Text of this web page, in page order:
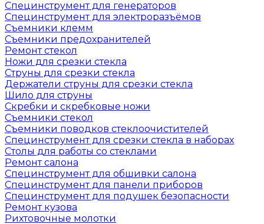
Специнструмент для генераторов
Специнструмент для электроразъёмов
Съемники клемм
Съемники предохранителей
Ремонт стекол
Ножи для срезки стекла
Струны для срезки стекла
Держатели струны для срезки стекла
Шило для струны
Скребки и скребковые ножи
Съемники стекол
Съемники поводков стеклоочистителей
Специнструмент для срезки стекла в наборах
Столы для работы со стеклами
Ремонт салона
Специнструмент для обшивки салона
Специнструмент для панели приборов
Специнструмент для подушек безопасности
Ремонт кузова
Рихтовочные молотки